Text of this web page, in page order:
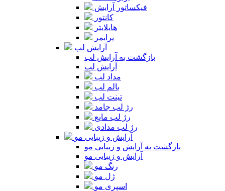
فیکساتور آرایش
کانتور
هایلایتر
پرایمر
آرایش لب
بازگشت به آرایش لب
آرایش لب
مداد لب
بالم لب
تینت لب
رژ لب جامد
رژ لب مایع
رژ لب مدادی
آرایش و زیبایی مو
بازگشت به آرایش و زیبایی مو
آرایش و زیبایی مو
رنگ مو
ژل مو
اسپری مو